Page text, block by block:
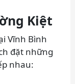
Kiệt
Vĩnh Bình
đặt những
nhau: